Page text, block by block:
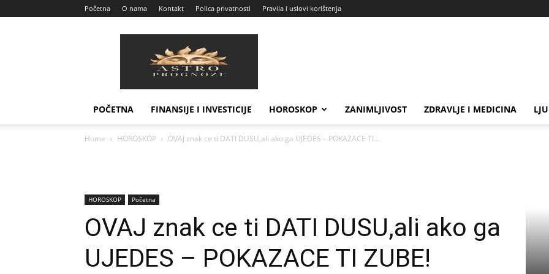
Početna O nama Kontakt Polica privatnosti Pravila i uslovi korištenja
Prognoze
POČETNA FINANSIJE I INVESTICIJE HOROSKOP ZANIMLJIVOST ZDRAVLJE I MEDICINA
Home HOROSKOP OVAJ znak ce ti DATI DUSU,ali ako ga UJEDES – POKAZACE TI...
HOROSKOP Početna
OVAJ znak ce ti DATI DUSU,ali ako ga
UJEDES – POKAZACE TI ZUBE!